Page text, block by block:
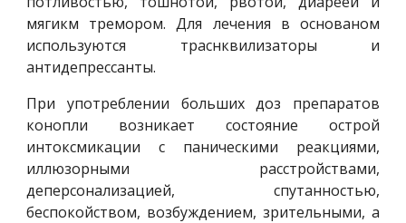
мягикм тремором. Для лечения в основаном
используются траснквилизаторы и
антидепрессанты.
При употреблении больших доз препаратов
конопли возникает состояние острой
интоксмикации с паническими реакциями,
иллюзорными расстройствами,
деперсонализацией, спутанностью,
беспокойством, возбуждением, зрительными, а